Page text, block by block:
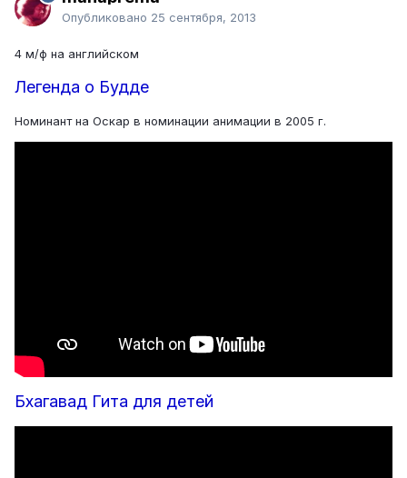
Опубликовано 25 сентября, 2013
4 м/ф на английском
Легенда о Будде
Номинант на Оскар в номинации анимации в 2005 г.
Бхагавад Гита для детей